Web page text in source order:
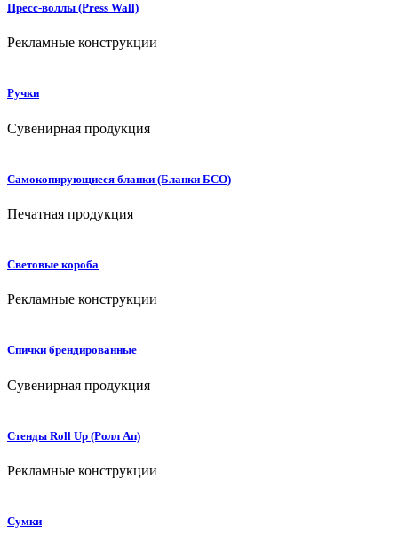
Пресс-воллы (Press Wall)
Рекламные конструкции
Ручки
Сувенирная продукция
Самокопирующиеся бланки (Бланки БСО)
Печатная продукция
Световые короба
Рекламные конструкции
Спички брендированные
Сувенирная продукция
Стенды Roll Up (Ролл Ап)
Рекламные конструкции
Сумки